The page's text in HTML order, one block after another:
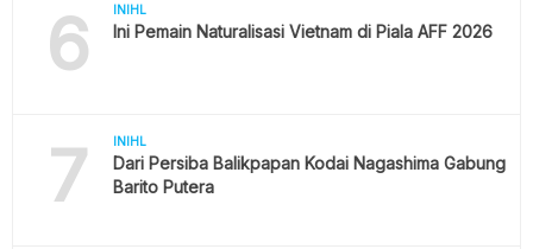
6 INIHL
Ini Pemain Naturalisasi Vietnam di Piala AFF 2026
7 INIHL
Dari Persiba Balikpapan Kodai Nagashima Gabung
Barito Putera